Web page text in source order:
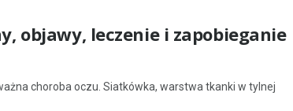
objawy, leczenie i zapobieganie
choroba oczu. Siatkówka, warstwa tkanki w tylnej